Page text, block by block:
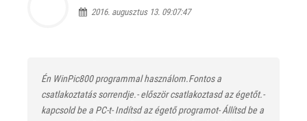
2016. augusztus 13. 09:07:47
Én WinPic800 programmal használom.Fontos a
csatlakoztatás sorrendje.- először csatlakoztasd az égetőt.-
kapcsold be a PC-t- Indítsd az égető programot- Állítsd be a